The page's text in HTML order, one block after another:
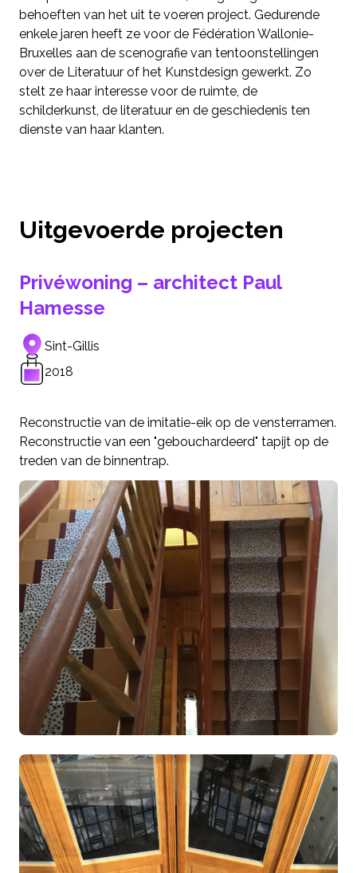
behoeften van het uit te voeren project. Gedurende
enkele jaren heeft ze voor de Fédération Wallonie-
Bruxelles aan de scenografie van tentoonstellingen
over de Literatuur of het Kunstdesign gewerkt. Zo
stelt ze haar interesse voor de ruimte, de
schilderkunst, de literatuur en de geschiedenis ten
dienste van haar klanten.
Uitgevoerde projecten
Privéwoning – architect Paul
Hamesse
Sint-Gillis
2018
Reconstructie van de imitatie-eik op de vensterramen.
Reconstructie van een "gebouchardeerd" tapijt op de
treden van de binnentrap.